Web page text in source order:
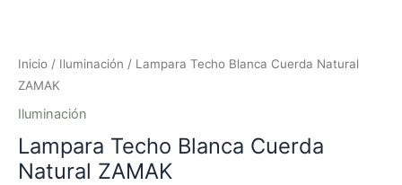
Inicio / Iluminación / Lampara Techo Blanca Cuerda Natural
ZAMAK
Iluminación
Lampara Techo Blanca Cuerda
Natural ZAMAK
cantidad